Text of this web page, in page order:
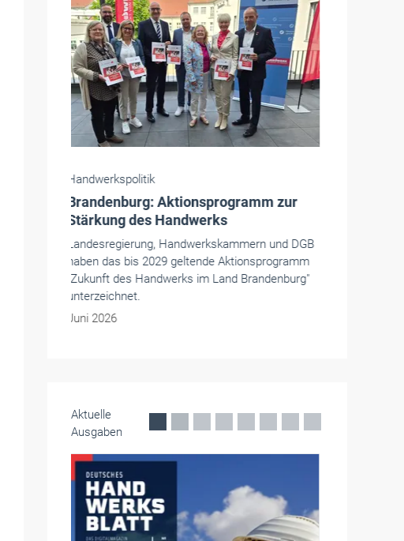
Handwerkspolitik
Handwerk und Mittelstand: Dringender
Handlungsbedarf auf EU-Ebene
In der Vertretung des Freistaats Bayern in
Brüssel hatten der Bayerische Handwerkstag
und der Westdeutsche Handwerkskammertag zu
einer gemeinsamen Veranstaltung geladen. Es
ging um die Sichtbarkeit von Mittelstand und
Ausgaben